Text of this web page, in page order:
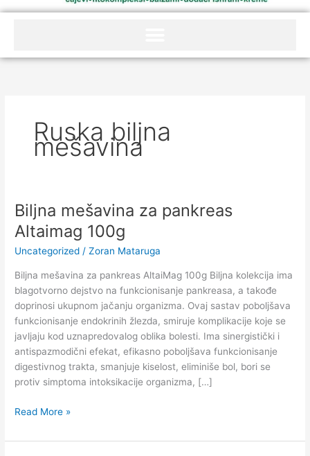
Ruska biljna
mešavina
Biljna mešavina za pankreas
Altaimag 100g
Uncategorized /Zoran Mataruga
Biljna mešavina za pankreas AltaiMag 100g Biljna kolekcija ima
blagotvorno dejstvo na funkcionisanje pankreasa, a takođe
doprinosi ukupnom jačanju organizma. Ovaj sastav poboljšava
funkcionisanje endokrinih žlezda, smiruje komplikacije koje se
javljaju kod uznapredovalog oblika bolesti. Ima sinergistički i
antispazmodični efekat, efikasno poboljšava funkcionisanje
digestivnog trakta, smanjuje kiselost, eliminiše bol, bori se
protiv simptoma intoksikacije organizma, […]
Biljna
mešavina
za
pankreas
100g
Read More »